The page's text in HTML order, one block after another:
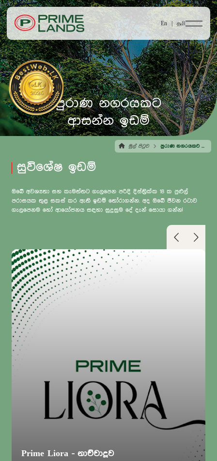
En | தமி
පුරාණ නගරයකට
ආසන්න ඉඩම්
මුල් පිටුව පුරාණ නගරයකට ආසන්න ඉඩම්
සුවිශේෂ ඉඩම්
ඔබේ අවශ්‍යතා සහ කැමත්තට ගැලපෙන පරිදි දිස්ත්‍රික්ක 18 ක පුළුල්
පරාසයක තුළ සකස් කර ඇති ඉඩම් තෝරාගන්න. අද ඔබේ ජීවන රටාව
ගැලපෙනම හෝ ආයෝජනය සඳහා සුදුසුම දේ දැන් සොයා ගන්න!
Prime Liora - නාච්චාදූව